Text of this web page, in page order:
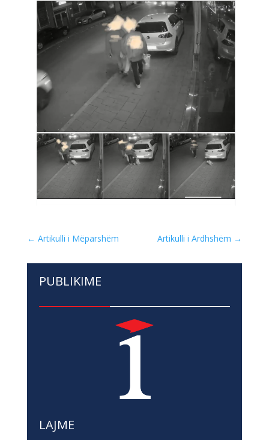
← Artikulli i Mëparshëm Artikulli i Ardhshëm →
PUBLIKIME
LAJME